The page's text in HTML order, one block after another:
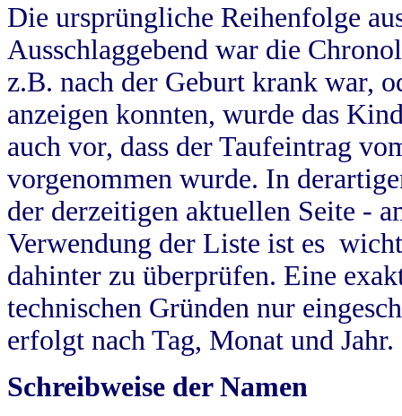
Die ursprüngliche Reihenfolge
Ausschlaggebend war die
z.B. nach der Geburt krank war,
anzeigen konnten, wurde das
auch vor, dass der Taufeintrag
vorgenommen wurde. In
der derzeitigen aktuellen Seite -
Verwendung der Liste ist es
dahinter zu überprüfen. Eine
technischen Gründen nur
erfolgt nach Tag, Monat und Jahr.
Schreibweise der Namen